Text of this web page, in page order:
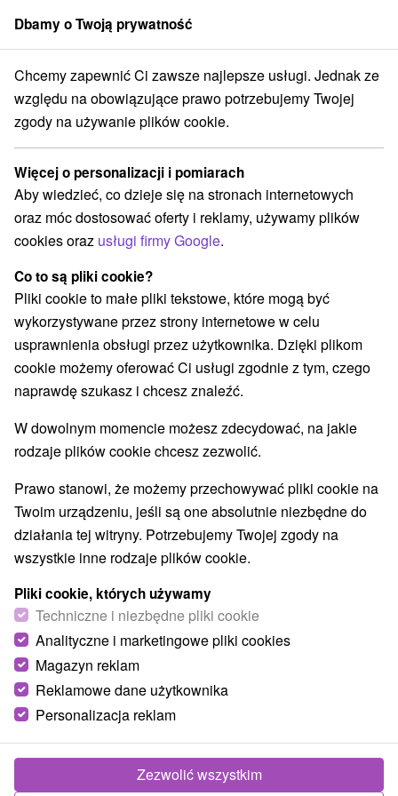
członek grupySorger
na Słowacji Východné Slovensko Prešovský kraj Stará Lesná
Specjalne oferty na Słowacji Stará
Lesná
Kategorie
Wszystkie kategorie
Pobyty z rabatem
Wellness pobyty(5) Wyjazdy weekendowe
Romantyczne wypady(1) Pobyty dla seniorów(1)
Wakacje rodzinne(5)
Wybierz lokalizację lub datę
Najlepiej sprzedające
1.
Urlop w Tatrach dla małych i dużych:
Wellness i Kinderland w cenie
Hotel Lesana★★★
Od 2 Noce
Śniadanie I Kolacja
Nieograniczony wellness, grota solna i duży świat
dzieci KINDERLAND - idealne połączenie relaksu
Dbamy o Twoją prywatność
Chcemy zapewnić Ci zawsze najlepsze usługi. Jednak ze
względu na obowiązujące prawo potrzebujemy Twojej
zgody na używanie plików cookie.
Więcej o personalizacji i pomiarach
Aby wiedzieć, co dzieje się na stronach internetowych
oraz móc dostosować oferty i reklamy, używamy plików
cookies oraz usługi firmy Google.
Co to są pliki cookie?
Pliki cookie to małe pliki tekstowe, które mogą być
wykorzystywane przez strony internetowe w celu
usprawnienia obsługi przez użytkownika. Dzięki plikom
cookie możemy oferować Ci usługi zgodnie z tym, czego
naprawdę szukasz i chcesz znaleźć.
W dowolnym momencie możesz zdecydować, na jakie
rodzaje plików cookie chcesz zezwolić.
Prawo stanowi, że możemy przechowywać pliki cookie na
Twoim urządzeniu, jeśli są one absolutnie niezbędne do
działania tej witryny. Potrzebujemy Twojej zgody na
wszystkie inne rodzaje plików cookie.
Pliki cookie, których używamy
Techniczne i niezbędne pliki cookie
Analityczne i marketingowe pliki cookies
Magazyn reklam
Reklamowe dane użytkownika
Personalizacja reklam
Zezwolić wszystkim